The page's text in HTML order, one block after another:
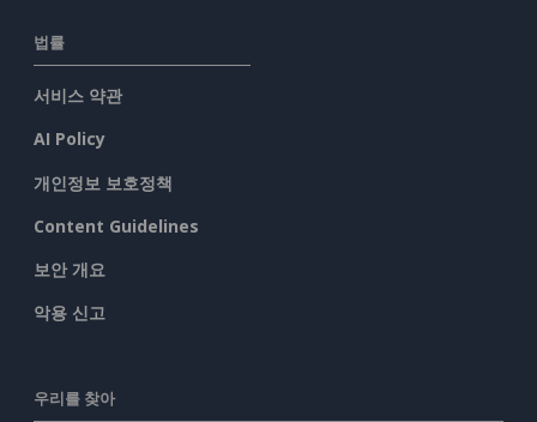
법률
서비스 약관
AI Policy
개인정보 보호정책
Content Guidelines
보안 개요
악용 신고
우리를 찾아